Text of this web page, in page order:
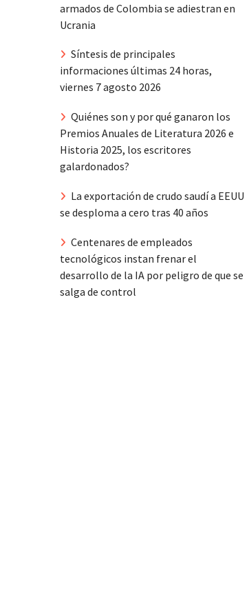
armados de Colombia se adiestran en
Ucrania
Síntesis de principales
informaciones últimas 24 horas,
viernes 7 agosto 2026
Quiénes son y por qué ganaron los
Premios Anuales de Literatura 2026 e
Historia 2025, los escritores
galardonados?
La exportación de crudo saudí a EEUU
se desploma a cero tras 40 años
Centenares de empleados
tecnológicos instan frenar el
desarrollo de la IA por peligro de que se
salga de control